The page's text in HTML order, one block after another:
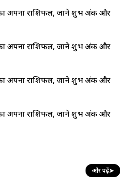
अपना राशिफल, जाने शुभ अंक और
अपना राशिफल, जाने शुभ अंक और
अपना राशिफल, जाने शुभ अंक और
अपना राशिफल, जाने शुभ अंक और
और पढ़ें➤